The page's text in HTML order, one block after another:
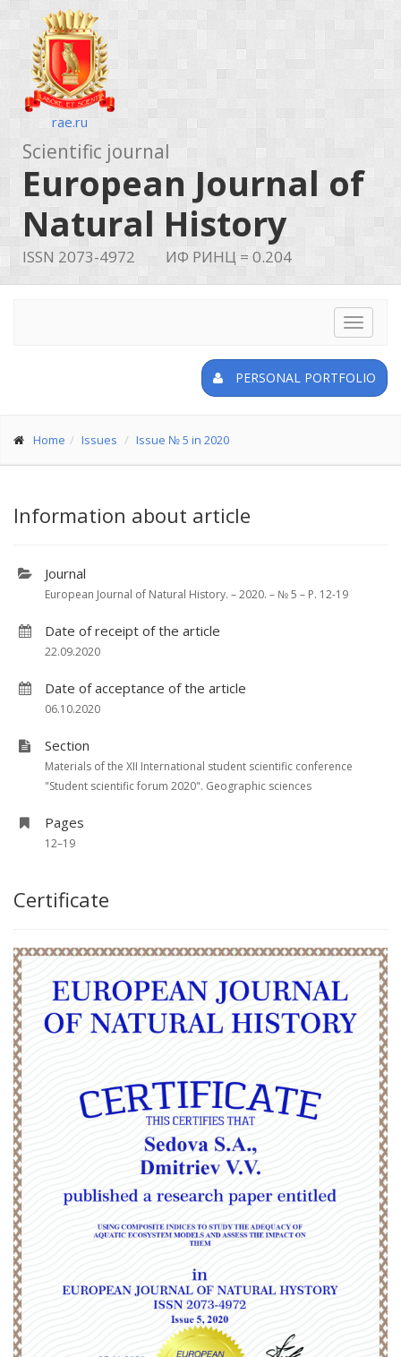
rae.ru
Scientific journal
European Journal of
Natural History
ISSN 2073-4972 ИФ РИНЦ = 0.204
Toggle
PERSONAL PORTFOLIO
Home Issues Issue № 5 in 2020
Information about article
Journal
European Journal of Natural History. – 2020. – № 5 – P. 12-19
Date of receipt of the article
22.09.2020
Date of acceptance of the article
06.10.2020
Section
Materials of the XII International student scientific conference
"Student scientific forum 2020". Geographic sciences
Pages
12–19
Certificate